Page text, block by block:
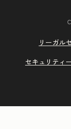
リーガル
セキュリティ